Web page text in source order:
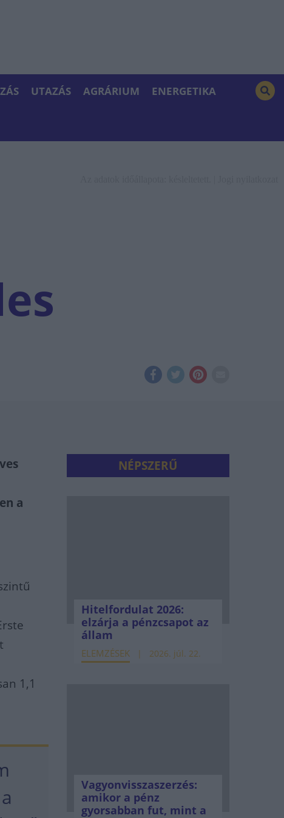
UTAZÁS AGRÁRIUM ENERGETIKA
a
1,1
NÉPSZERŰ
Hitelfordulat 2026:
elzárja a pénzcsapot az
állam
ELEMZÉSEK 2026. júl. 22.
Vagyonvisszaszerzés:
amikor a pénz
gyorsabban fut, mint a